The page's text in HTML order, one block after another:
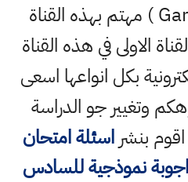
( احمد مهدي Gaming ) مهتم بهذه القناة
الاولى في هذه القناة
بكل انواعها اسعى
وتغيير جو الدراسة
بنشراسئلة امتحان
اجوبة نموذجية للسادس